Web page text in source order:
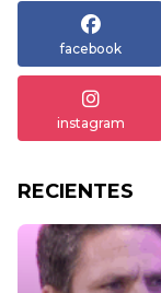
facebook
instagram
RECIENTES